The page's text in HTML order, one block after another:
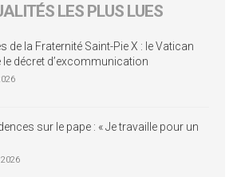
LES PLUS LUES
de la Fraternité Saint-Pie X : le Vatican
le décret d’excommunication
sur le pape : « Je travaille pour un